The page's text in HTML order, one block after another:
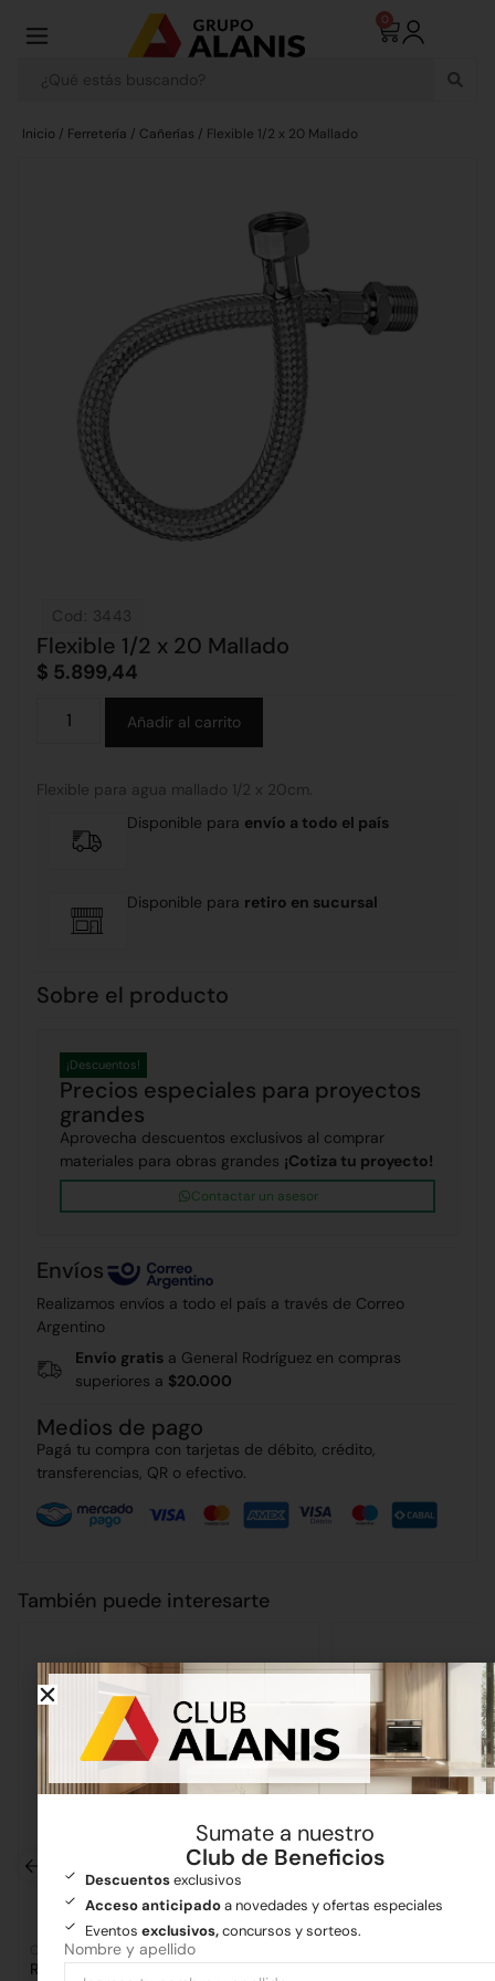
0
Inicio / Ferretería / Cañerías / Flexible 1/2 x 20 Mallado
Cod: 3443
Flexible 1/2 x 20 Mallado
$ 5.899,44
Añadir al carrito
Flexible para agua mallado 1/2 x 20cm.
Disponible para envío a todo el país
Disponible para retiro en sucursal
Sobre el producto
Precios especiales para proyectos
grandes
¡Descuentos!
Aprovecha descuentos exclusivos al comprar
materiales para obras grandes ¡Cotiza tu proyecto!
Contactar un asesor
Envíos
Realizamos envíos a todo el país a través de Correo
Argentino
Envío gratis a General Rodríguez en compras
superiores a $20.000
Medios de pago
Pagá tu compra con tarjetas de débito, crédito,
transferencias, QR o efectivo.
También puede interesarte
Cañerías
Ramal PVC 100X60 a 90° Maza de 1kg
Sumate a nuestro
Club de Beneficios
Descuentosexclusivos
Acceso anticipadoa novedades y ofertas especiales
Eventos exclusivos,concursos y sorteos.
Nombre y apellido